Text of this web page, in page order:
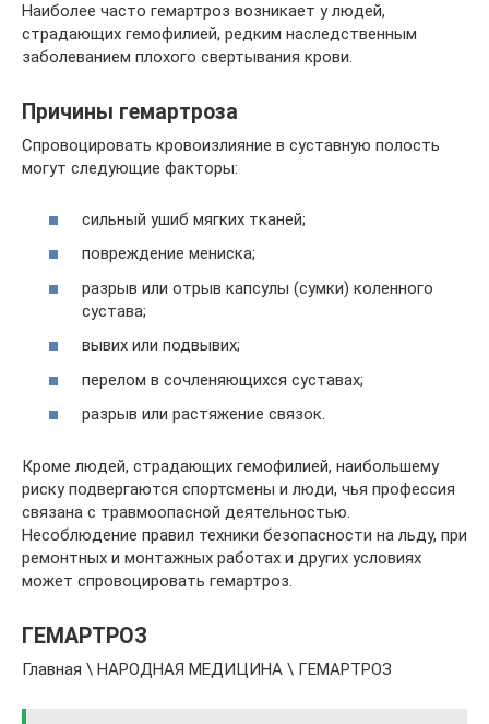
Наиболее часто гемартроз возникает у людей,
страдающих гемофилией, редким наследственным
заболеванием плохого свертывания крови.
Причины гемартроза
Спровоцировать кровоизлияние в суставную полость
могут следующие факторы:
сильный ушиб мягких тканей;
повреждение мениска;
разрыв или отрыв капсулы (сумки) коленного
сустава;
вывих или подвывих;
перелом в сочленяющихся суставах;
разрыв или растяжение связок.
Кроме людей, страдающих гемофилией, наибольшему
риску подвергаются спортсмены и люди, чья профессия
связана с травмоопасной деятельностью.
Несоблюдение правил техники безопасности на льду, при
ремонтных и монтажных работах и других условиях
может спровоцировать гемартроз.
ГЕМАРТРОЗ
Главная \ НАРОДНАЯ МЕДИЦИНА \ ГЕМАРТРОЗ